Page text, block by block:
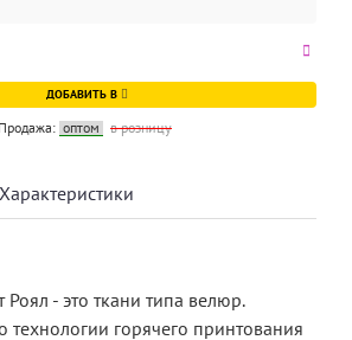
ДОБАВИТЬ В
Продажа: оптом в розницу
Характеристики
Роял - это ткани типа велюр.
технологии горячего принтования